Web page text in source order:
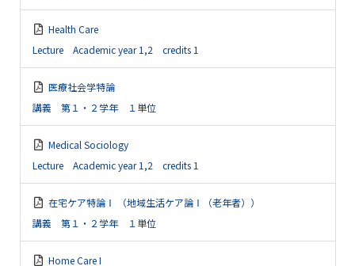
Health Care
Lecture Academic year 1,2 credits 1
医療社会学特論
講義 第１・２学年 １単位
Medical Sociology
Lecture Academic year 1,2 credits 1
在宅ケア特論Ⅰ （地域生活ケア論Ⅰ（老年者））
講義 第１・２学年 １単位
Home Care I